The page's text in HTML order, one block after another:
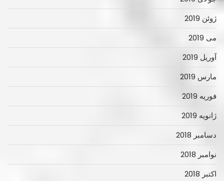
ژوئن 2019
می 2019
آوریل 2019
مارس 2019
فوریه 2019
ژانویه 2019
دسامبر 2018
نوامبر 2018
اکتبر 2018